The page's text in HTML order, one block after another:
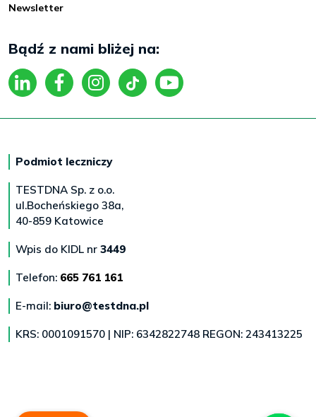
Newsletter
Bądź z nami bliżej na:
Podmiot leczniczy
TESTDNA Sp. z o.o.
ul.Bocheńskiego 38a,
40-859 Katowice
Wpis do KIDL nr 3449
Telefon: 665 761 161
E-mail: biuro@testdna.pl
KRS: 0001091570 | NIP: 6342822748 REGON: 243413225